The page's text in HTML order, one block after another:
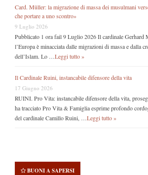
Card. Müller: la migrazione di massa dei musulmani
che portare a uno scontro»
9 Luglio 2026
Pubblicato 1 ora fail 9 Luglio 2026 Il cardinale Gerhard
l’Europa è minacciata dalle migrazioni di massa e dalla
dell’Islam. Lo … Leggi tutto »
Il Cardinale Ruini, instancabile difensore della vita
17 Giugno 2026
RUINI. Pro Vita: instancabile difensore della vita,
ha tracciato Pro Vita & Famiglia esprime profondo
del cardinale Camillo Ruini, … Leggi tutto »
BUONI A SAPERSI